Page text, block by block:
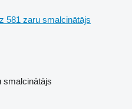
581 zaru smalcinātājs
smalcinātājs